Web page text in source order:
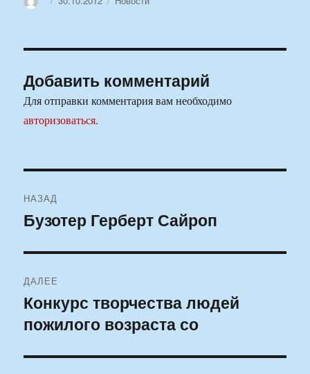
Добавить комментарий
Для отправки комментария вам необходимо
авторизоваться.
по
НАЗАД
Предыдущая
Бузотер Герберт Сайроп
ДАЛЕЕ
Следующая
запись:
Конкурс творчества людей
пожилого возраста со